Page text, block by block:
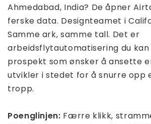
Ahmedabad, India? De åpner
ferske data. Designteamet i
Samme ark, samme tall. Det er
arbeidsflytautomatisering du
prospekt som ønsker å ansette
utvikler i stedet for å snurre opp
tropp.
Poenglinjen: Færre klikk,